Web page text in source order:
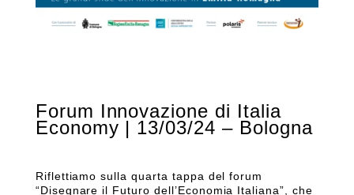
Forum Innovazione di Italia
Economy | 13/03/24 – Bologna
Riflettiamo sulla quarta tappa del forum
“Disegnare il Futuro dell’Economia Italiana”, che